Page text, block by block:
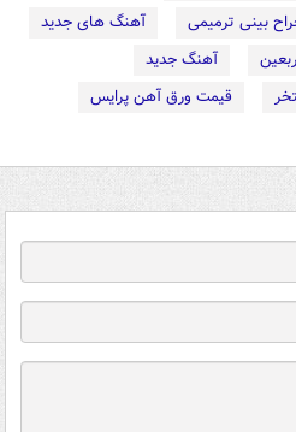
بینی ترمیمی
آهنگ های جدید
آهنگ جدید
قیمت ورق آهن پرایس